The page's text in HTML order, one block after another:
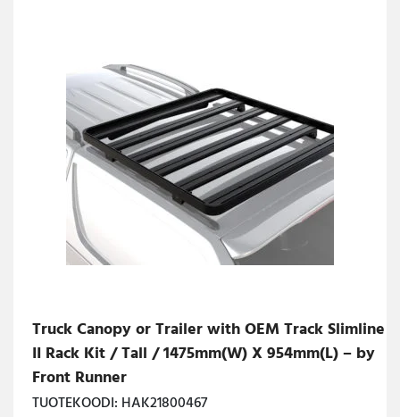
Truck Canopy or Trailer with OEM Track Slimline
II Rack Kit / Tall / 1475mm(W) X 954mm(L) – by
Front Runner
TUOTEKOODI: HAK21800467